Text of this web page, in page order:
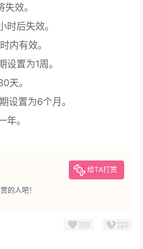
效。
时后失效。
内有效。
置为1周。
天。
设置为6个月。
年。
给TA打赏
的人吧！
顶0 踩0